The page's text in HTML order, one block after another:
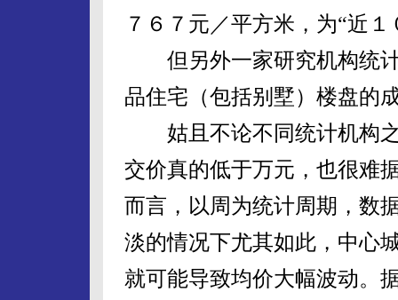
７６７元／平方米，为“近
但另外一家研究机构统计
品住宅（包括别墅）楼盘的
姑且不论不同统计机构之
交价真的低于万元，也很难
而言，以周为统计周期，数
淡的情况下尤其如此，中心
就可能导致均价大幅波动。